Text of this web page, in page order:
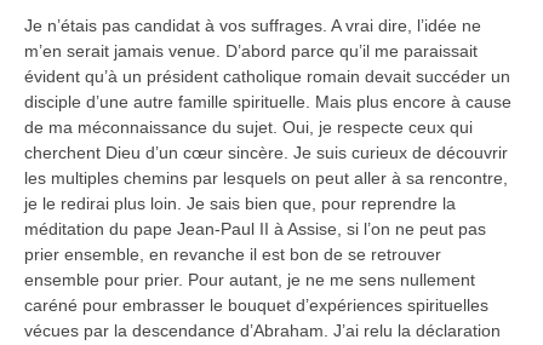
Je n’étais pas candidat à vos suffrages. A vrai dire, l’idée ne
m’en serait jamais venue. D’abord parce qu’il me paraissait
évident qu’à un président catholique romain devait succéder un
disciple d’une autre famille spirituelle. Mais plus encore à cause
de ma méconnaissance du sujet. Oui, je respecte ceux qui
cherchent Dieu d’un cœur sincère. Je suis curieux de découvrir
les multiples chemins par lesquels on peut aller à sa rencontre,
je le redirai plus loin. Je sais bien que, pour reprendre la
méditation du pape Jean-Paul II à Assise, si l’on ne peut pas
prier ensemble, en revanche il est bon de se retrouver
ensemble pour prier. Pour autant, je ne me sens nullement
caréné pour embrasser le bouquet d’expériences spirituelles
vécues par la descendance d’Abraham. J’ai relu la déclaration